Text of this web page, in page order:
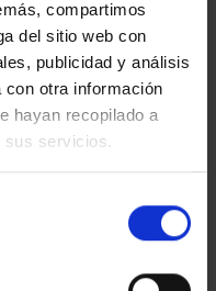
compartimos
del sitio web con
publicidad y análisis
con otra información
hayan recopilado a
sus servicios.
equipo de